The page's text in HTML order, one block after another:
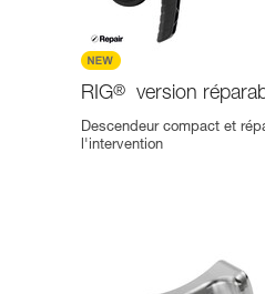
RIG® version
Descendeur compact et
l'intervention